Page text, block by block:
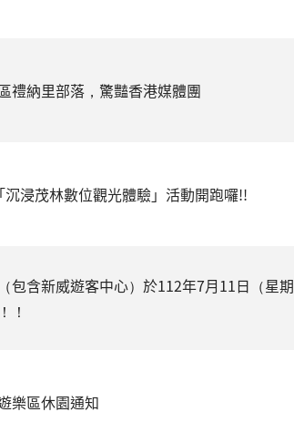
禮納里部落，驚豔香港媒體團
沉浸茂林數位觀光體驗」活動開跑囉!!
包含新威遊客中心）於112年7月11日（星期
！
樂區休園通知